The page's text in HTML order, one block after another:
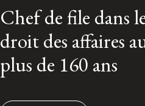
Chef de file dans
droit des affaires
plus de 160 ans